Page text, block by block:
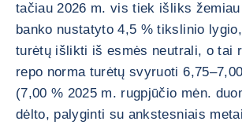
tačiau 2026 m. vis tiek išliks
banko nustatyto 4,5 % tikslinio
turėtų išlikti iš esmės neutrali, o tai
repo norma turėtų svyruoti
(7,00 % 2025 m. rugpjūčio mėn.
dėlto, palyginti su ankstesniais